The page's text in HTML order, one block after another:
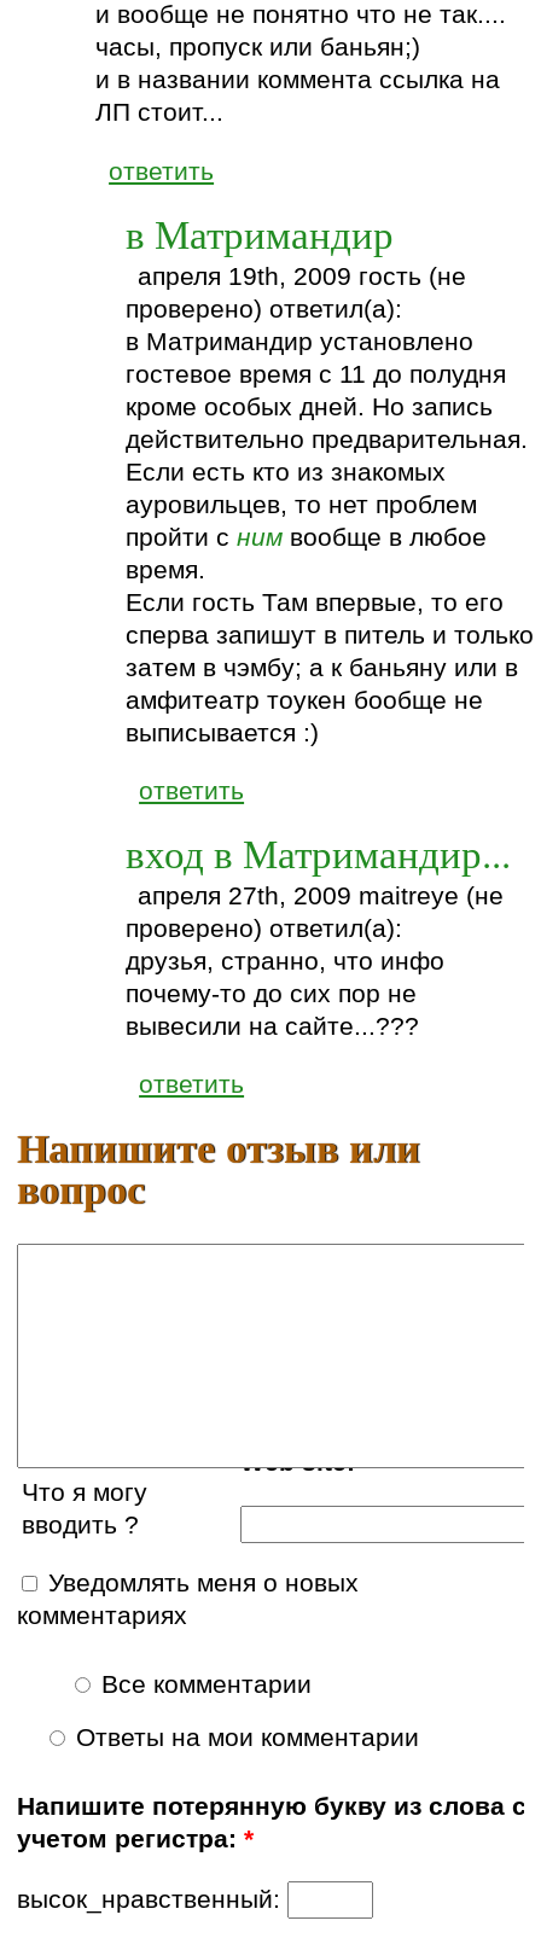
и вообще не понятно что не так....
часы, пропуск или баньян;)
и в названии коммента ссылка на
ЛП стоит...
ответить
в Матримандир
апреля 19th, 2009 гость (не
проверено) ответил(а):
в Матримандир установлено
гостевое время с 11 до полудня
кроме особых дней. Но запись
действительно предварительная.
Если есть кто из знакомых
ауровильцев, то нет проблем
пройти сним вообще в любое
время.
Если гость Там впервые, то его
сперва запишут в питель и только
затем в чэмбу; а к баньяну или в
амфитеатр тоукен бообще не
выписывается :)
ответить
вход в Матримандир...
апреля 27th, 2009 maitreye (не
проверено) ответил(а):
друзья, странно, что инфо
почему-то до сих пор не
вывесили на сайте...???
ответить
Напишите отзыв или
вопрос
Web site:
Что я могу
вводить ?
Уведомлять меня о новых
комментариях
Все комментарии
Ответы на мои комментарии
Напишите потерянную букву из слова с
учетом регистра:*
высок_нравственный: